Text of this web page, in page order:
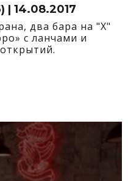
| 14.08.2017
два бара на "Х"
с ланчами и